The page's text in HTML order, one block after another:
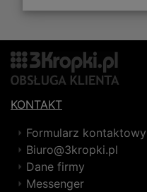
KONTAKT
Formularz kontaktowy
Biuro@3kropki.pl
Dane firmy
Messenger